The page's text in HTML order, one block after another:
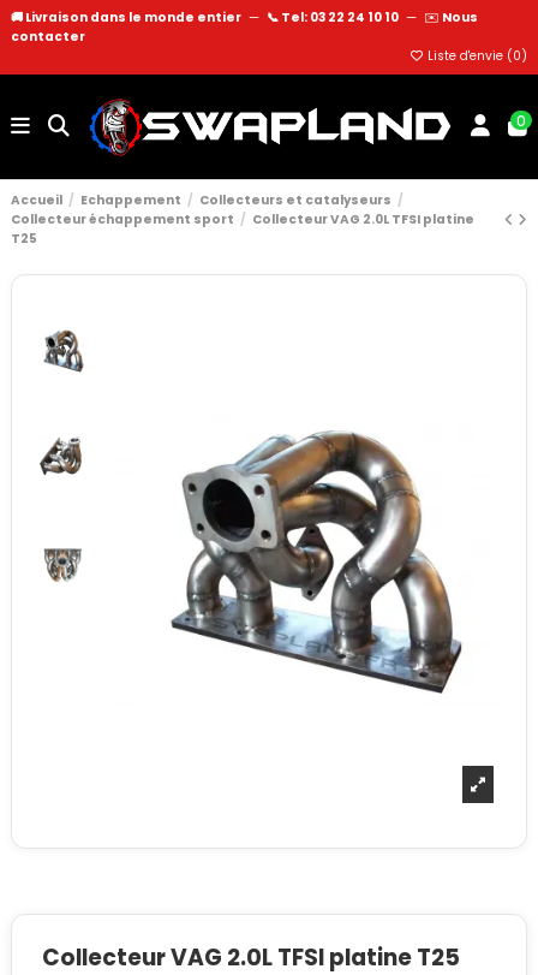
🚚 Livraison dans le monde entier — 📞 Tel: 03 22 24 10 10 — ✉️ Nous
contacter
Liste d'envie (0)
0
Accueil Echappement
Collecteurs et catalyseurs
Collecteur échappement sport
Collecteur VAG 2.0L TFSI platine
T25
Collecteur VAG 2.0L TFSI platine T25